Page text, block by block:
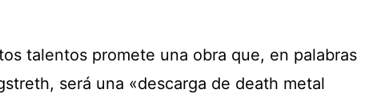
talentos promete una obra que, en palabras
será una «descarga de death metal